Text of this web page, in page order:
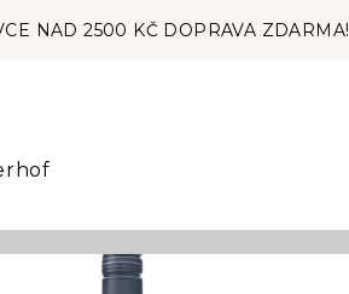
NAD 2500 KČ DOPRAVA ZDARMA!